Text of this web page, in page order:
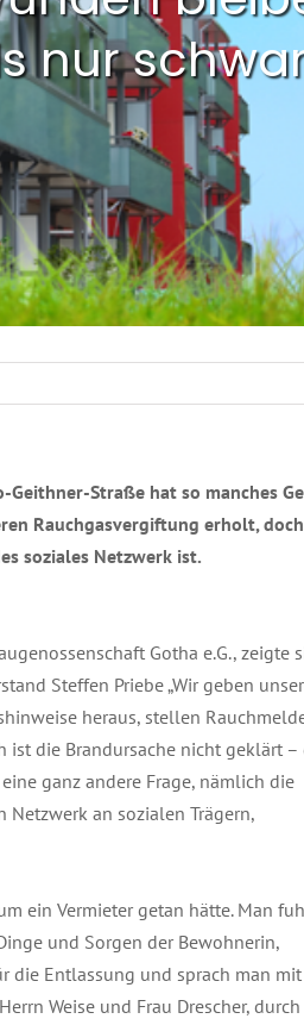
nur
Straße hat so manches
Rauchgasvergiftung erholt,
soziales Netzwerk ist.
Gotha e.G., zeigte
Steffen Priebe „Wir geben
heraus, stellen
ist die Brandursache nicht geklärt –
ganz andere Frage, nämlich die
Netzwerk an sozialen Trägern,
ein Vermieter getan hätte. Man
und Sorgen der Bewohnerin,
die Entlassung und sprach man
Weise und Frau Drescher, durch